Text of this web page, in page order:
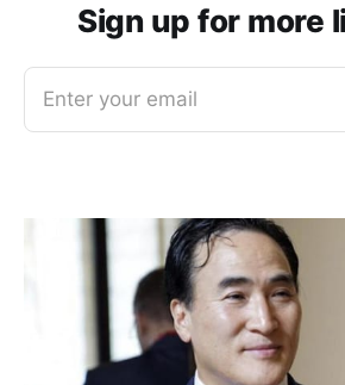
Sign up for more
Enter your email